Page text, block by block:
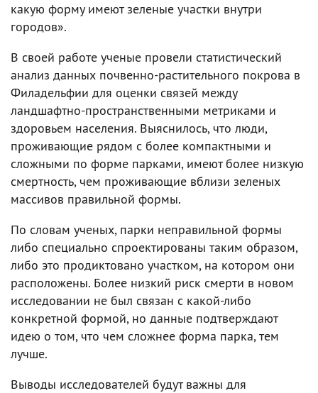
какую форму имеют зеленые участки внутри
городов».
В своей работе ученые провели статистический
анализ данных почвенно-растительного покрова в
Филадельфии для оценки связей между
ландшафтно-пространственными метриками и
здоровьем населения. Выяснилось, что люди,
проживающие рядом с более компактными и
сложными по форме парками, имеют более низкую
смертность, чем проживающие вблизи зеленых
массивов правильной формы.
По словам ученых, парки неправильной формы
либо специально спроектированы таким образом,
либо это продиктовано участком, на котором они
расположены. Более низкий риск смерти в новом
исследовании не был связан с какой-либо
конкретной формой, но данные подтверждают
идею о том, что чем сложнее форма парка, тем
лучше.
Выводы исследователей будут важны для